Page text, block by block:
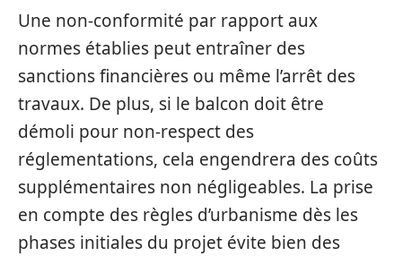
Une non-conformité par rapport aux
normes établies peut entraîner des
sanctions financières ou même l’arrêt des
travaux. De plus, si le balcon doit être
démoli pour non-respect des
réglementations, cela engendrera des coûts
supplémentaires non négligeables. La prise
en compte des règles d’urbanisme dès les
phases initiales du projet évite bien des